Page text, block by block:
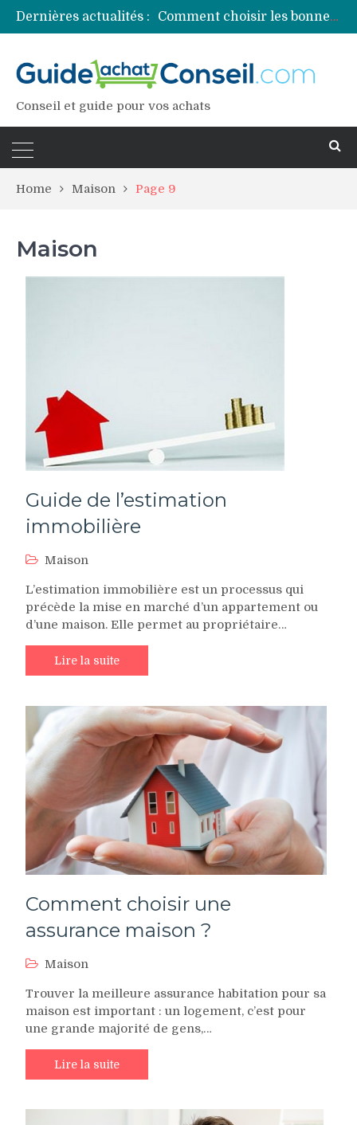
Dernières actualités :
Comment choisir les bonnes couleurs pour un projet tie and dye ?
Comment préparer sa piscine pour une période prolongée d’inutilisation ?
Conseil et guide pour vos achats
Home Maison Page 9
Maison
Guide de l’estimation
immobilière
Maison
L’estimation immobilière est un processus qui
précède la mise en marché d’un appartement ou
d’une maison. Elle permet au propriétaire…
Lire la suite
Comment choisir une
assurance maison ?
Maison
Trouver la meilleure assurance habitation pour sa
maison est important : un logement, c’est pour
une grande majorité de gens,…
Lire la suite